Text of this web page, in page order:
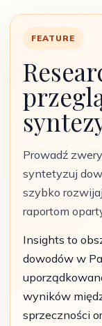
FEATURE
Prowadź
syntetyzuj
szybko
raportom
Insights to
dowodów w
wyników
sprzeczności